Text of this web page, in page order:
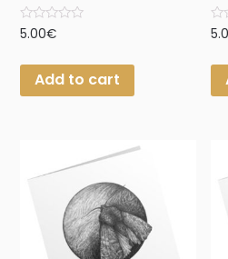
Rated
0
of
5.00€
Add to cart
0
of